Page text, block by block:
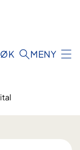
MENY